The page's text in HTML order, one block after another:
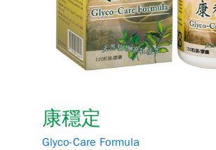
康穩定
Glyco-Care Formula